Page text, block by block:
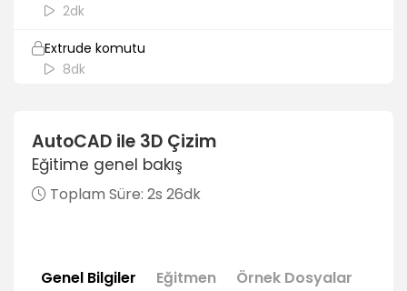
2dk
Extrude komutu
8dk
Loft komutu
7dk
Presspull komutu
AutoCAD ile 3D Çizim
Eğitime genel bakış
Toplam Süre: 2s 26dk
Genel Bilgiler Eğitmen Örnek Dosyalar